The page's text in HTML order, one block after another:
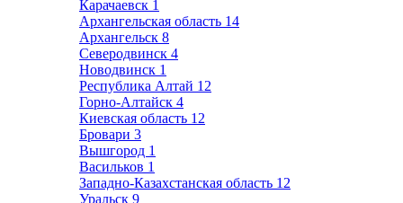
Карачаевск 1
Архангельская область 14
Архангельск 8
Северодвинск 4
Новодвинск 1
Республика Алтай 12
Горно-Алтайск 4
Киевская область 12
Бровари 3
Вышгород 1
Васильков 1
Западно-Казахстанская область 12
Уральск 9